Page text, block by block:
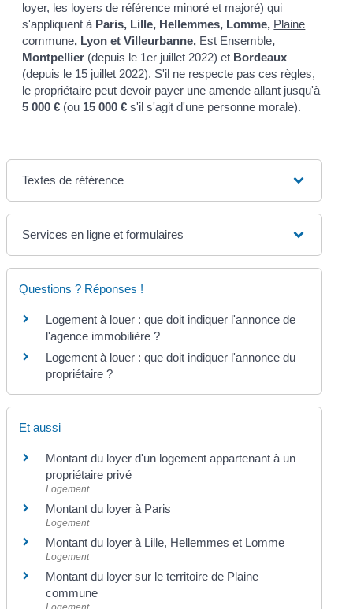
loyer, les loyers de référence minoré et majoré) qui
s'appliquent à Paris, Lille, Hellemmes, Lomme, Plaine
commune, Lyon et Villeurbanne, Est Ensemble,
Montpellier (depuis le 1er juillet 2022) et Bordeaux
(depuis le 15 juillet 2022). S'il ne respecte pas ces règles,
le propriétaire peut devoir payer une amende allant jusqu'à
5 000 € (ou 15 000 € s'il s'agit d'une personne morale).
Textes de référence
Services en ligne et formulaires
Questions ? Réponses !
Logement à louer : que doit indiquer l'annonce de
l'agence immobilière ?
Logement à louer : que doit indiquer l'annonce du
propriétaire ?
Et aussi
Montant du loyer d'un logement appartenant à un
propriétaire privé
Logement
Montant du loyer à Paris
Logement
Montant du loyer à Lille, Hellemmes et Lomme
Logement
Montant du loyer sur le territoire de Plaine
commune